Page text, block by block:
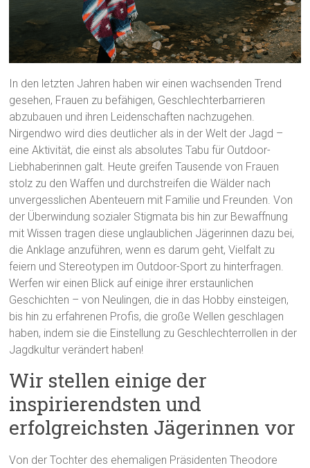
In den letzten Jahren haben wir einen wachsenden Trend
gesehen, Frauen zu befähigen, Geschlechterbarrieren
abzubauen und ihren Leidenschaften nachzugehen.
Nirgendwo wird dies deutlicher als in der Welt der Jagd –
eine Aktivität, die einst als absolutes Tabu für Outdoor-
Liebhaberinnen galt. Heute greifen Tausende von Frauen
stolz zu den Waffen und durchstreifen die Wälder nach
unvergesslichen Abenteuern mit Familie und Freunden. Von
der Überwindung sozialer Stigmata bis hin zur Bewaffnung
mit Wissen tragen diese unglaublichen Jägerinnen dazu bei,
die Anklage anzuführen, wenn es darum geht, Vielfalt zu
feiern und Stereotypen im Outdoor-Sport zu hinterfragen.
Werfen wir einen Blick auf einige ihrer erstaunlichen
Geschichten – von Neulingen, die in das Hobby einsteigen,
bis hin zu erfahrenen Profis, die große Wellen geschlagen
haben, indem sie die Einstellung zu Geschlechterrollen in der
Jagdkultur verändert haben!
Wir stellen einige der
inspirierendsten und
erfolgreichsten Jägerinnen vor
Von der Tochter des ehemaligen Präsidenten Theodore